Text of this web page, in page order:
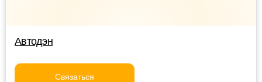
Автодэн
Связаться